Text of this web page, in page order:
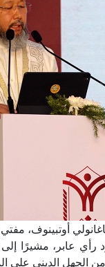
أوتبينوف،
عابر، مشيرًا
الجهل الديني على